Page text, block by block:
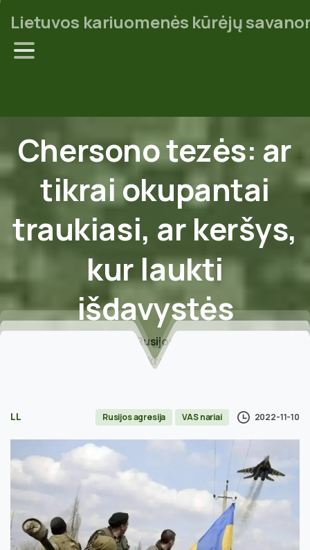
Lietuvos kariuomenės kūrėjų
Chersonotezės: ar
tikraiokupantai
traukiasi, ar keršys,
kurlaukti
išdavystės
Rusijos agresija
Chersono tezės: ar tikrai okupantai traukiasi, ar
LL Rusijos agresija VAS nariai 2022-11-10